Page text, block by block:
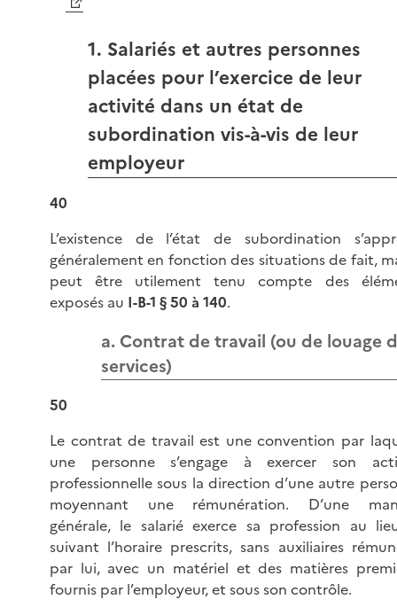
1. Salariés et autres personnes
placées pour l’exercice de leur
activité dans un état de
subordination vis-à-vis de leur
employeur
40
L’existence de l’état de subordination
généralement en fonction des situations de fait,
peut être utilement tenu compte des
exposés au I-B-1 § 50 à 140.
a. Contrat de travail (ou de louage
services)
50
Le contrat de travail est une convention par
une personne s’engage à exercer son
professionnelle sous la direction d’une autre
moyennant une rémunération. D’une
générale, le salarié exerce sa profession au
suivant l’horaire prescrits, sans auxiliaires
par lui, avec un matériel et des matières
fournis par l’employeur, et sous son contrôle.